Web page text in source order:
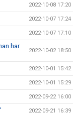
2022-10-08 17:20
2022-10-07 17:24
2022-10-07 17:10
har
2022-10-02 18:50
2022-10-01 15:42
2022-10-01 15:29
2022-09-22 16:00
2022-09-21 16:39